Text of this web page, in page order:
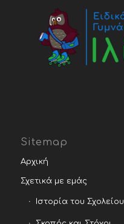
Sitemap
Αρχική
Σχετικά με εμάς
Ιστορία του Σχολείου